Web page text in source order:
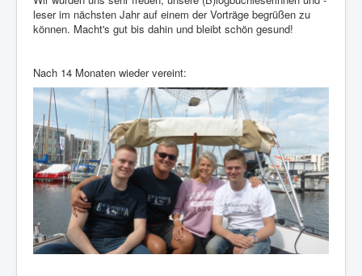
leser im nächsten Jahr auf einem der Vorträge begrüßen zu
können. Macht's gut bis dahin und bleibt schön gesund!
Nach 14 Monaten wieder vereint: